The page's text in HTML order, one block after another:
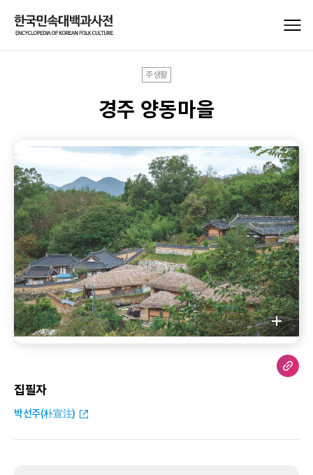
주생활
경주 양동마을
집필자
박선주(朴宣注)